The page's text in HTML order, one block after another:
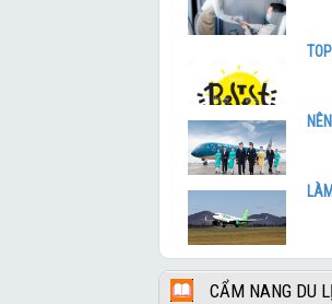
DU XUÂN
TOUR TÂY
TOUR TÂY
GIAI ĐIỆU
HÀNH TRÌNH
MẶT
CẨM NANG DU